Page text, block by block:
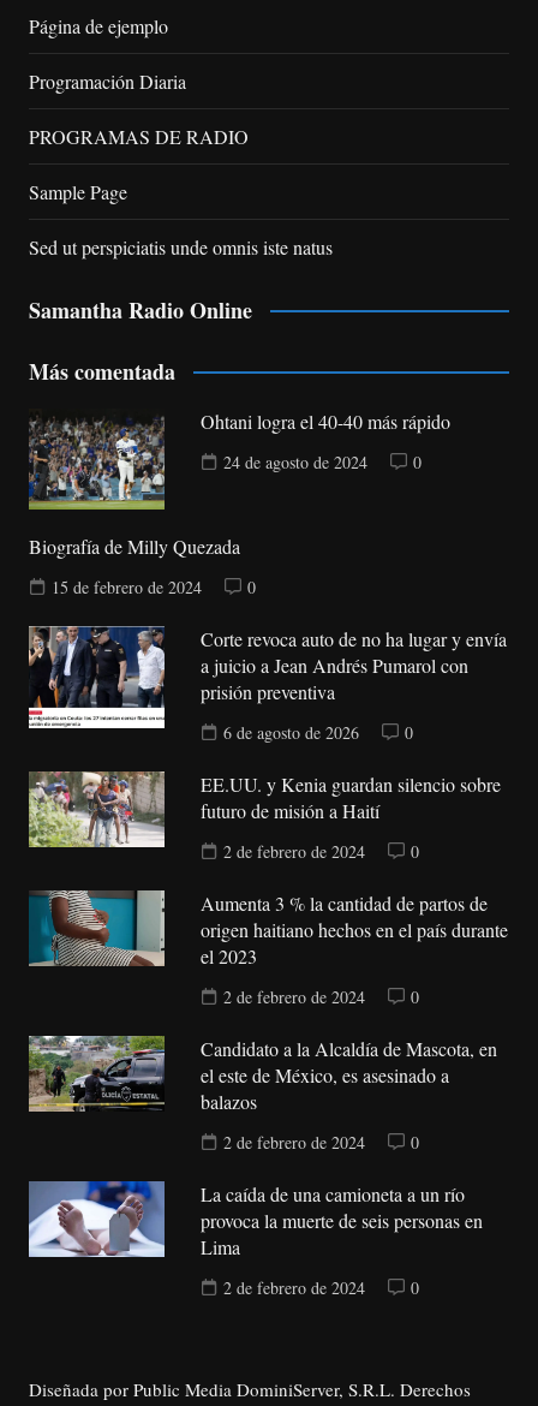
Página de ejemplo
Programación Diaria
PROGRAMAS DE RADIO
Sample Page
Sed ut perspiciatis unde omnis iste natus
Samantha Radio Online
Más comentada
Ohtani logra el 40-40 más rápido
24 de agosto de 2024 0
Biografía de Milly Quezada
15 de febrero de 2024 0
Corte revoca auto de no ha lugar y envía
a juicio a Jean Andrés Pumarol con
prisión preventiva
6 de agosto de 2026 0
EE.UU. y Kenia guardan silencio sobre
futuro de misión a Haití
2 de febrero de 2024 0
Aumenta 3 % la cantidad de partos de
origen haitiano hechos en el país durante
el 2023
2 de febrero de 2024 0
Candidato a la Alcaldía de Mascota, en
el este de México, es asesinado a
balazos
2 de febrero de 2024 0
La caída de una camioneta a un río
provoca la muerte de seis personas en
Lima
2 de febrero de 2024 0
Diseñada por Public Media DominiServer, S.R.L. Derechos